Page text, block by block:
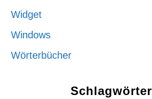
Widget
Windows
Wörterbücher
Schlagwörter